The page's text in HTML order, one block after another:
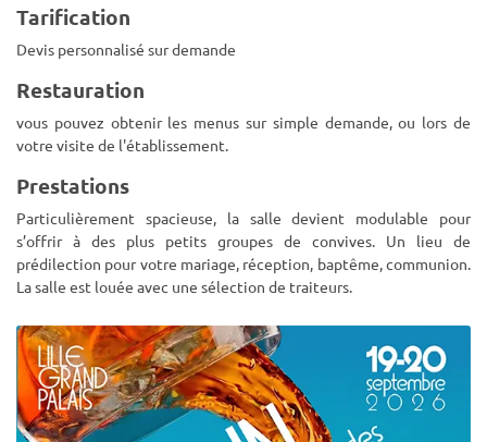
Tarification
Devis personnalisé sur demande
Restauration
vous pouvez obtenir les menus sur simple demande, ou lors de
votre visite de l'établissement.
Prestations
Particulièrement spacieuse, la salle devient modulable pour
s’offrir à des plus petits groupes de convives. Un lieu de
prédilection pour votre mariage, réception, baptême, communion.
La salle est louée avec une sélection de traiteurs.